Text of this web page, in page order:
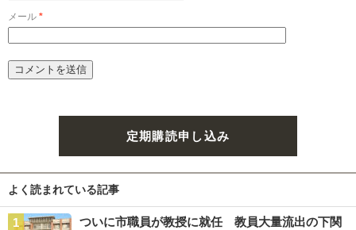
メール *
定期購読申し込み
よく読まれている記事
ついに市職員が教授に就任 教員大量流出の下関